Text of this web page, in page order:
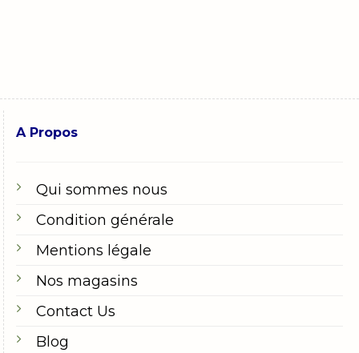
A Propos
Qui sommes nous
Condition générale
Mentions légale
Nos magasins
Contact Us
Blog